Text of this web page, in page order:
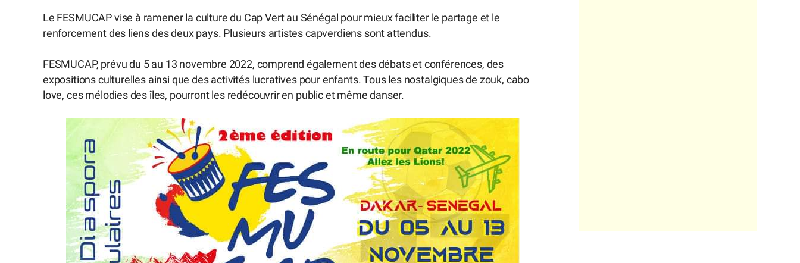
Le FESMUCAP vise à ramener la culture du Cap Vert au Sénégal pour mieux faciliter le partage et le
renforcement des liens des deux pays. Plusieurs artistes capverdiens sont attendus.
FESMUCAP, prévu du 5 au 13 novembre 2022, comprend également des débats et conférences, des
expositions culturelles ainsi que des activités lucratives pour enfants. Tous les nostalgiques de zouk, cabo
love, ces mélodies des îles, pourront les redécouvrir en public et même danser.